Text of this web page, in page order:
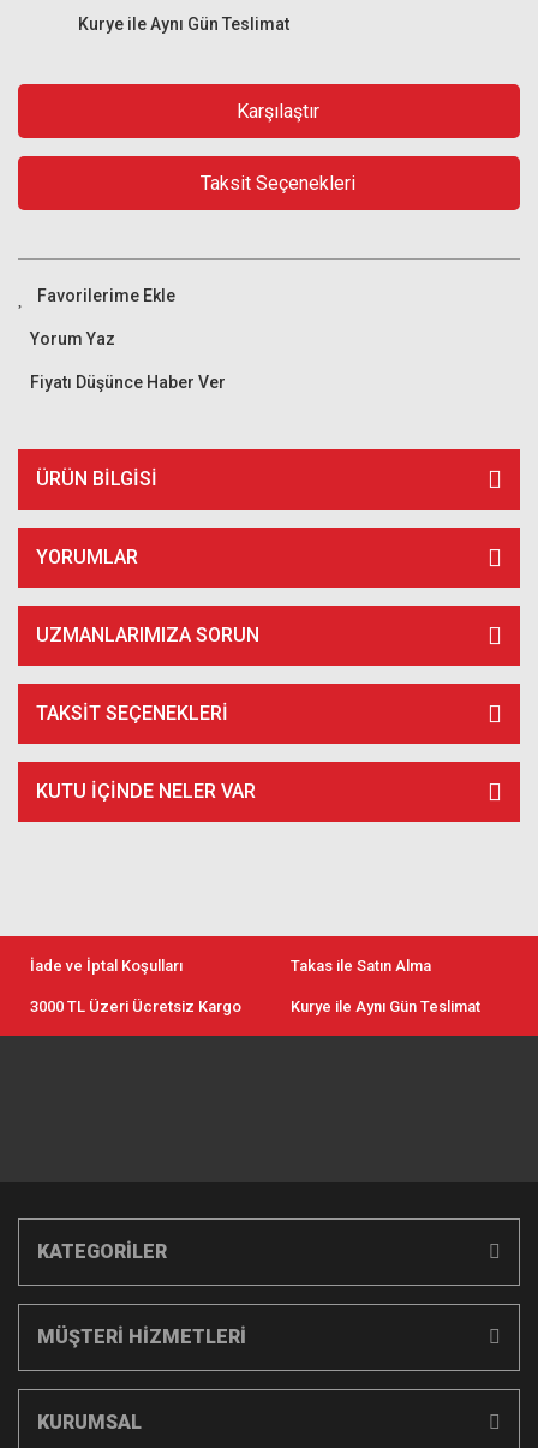
Kurye ile Aynı Gün Teslimat
Karşılaştır
Taksit Seçenekleri
Yorum Yaz
Fiyatı Düşünce Haber Ver
ÜRÜN BILGISI
YORUMLAR
UZMANLARIMIZA SORUN
TAKSIT SEÇENEKLERI
KUTU İÇİNDE NELER VAR
İade ve İptal Koşulları Takas ile Satın Alma
3000 TL Üzeri Ücretsiz Kargo Kurye ile Aynı Gün Teslimat
KATEGORİLER
MÜŞTERİ HİZMETLERİ
KURUMSAL